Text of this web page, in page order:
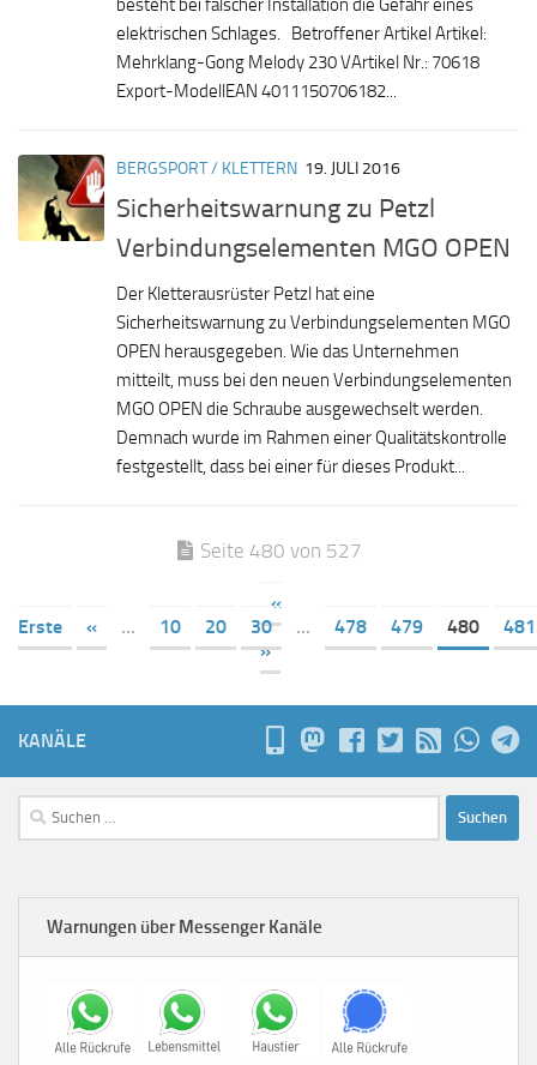
besteht bei falscher Installation die Gefahr eines
elektrischen Schlages. Betroffener Artikel Artikel:
Mehrklang-Gong Melody 230 VArtikel Nr.: 70618
Export-ModellEAN 4011150706182...
BERGSPORT / KLETTERN 19. JULI 2016
Sicherheitswarnung zu Petzl
Verbindungselementen MGO OPEN
Der Kletterausrüster Petzl hat eine
Sicherheitswarnung zu Verbindungselementen MGO
OPEN herausgegeben. Wie das Unternehmen
mitteilt, muss bei den neuen Verbindungselementen
MGO OPEN die Schraube ausgewechselt werden.
Demnach wurde im Rahmen einer Qualitätskontrolle
festgestellt, dass bei einer für dieses Produkt...
Seite 480 von 527
«
Erste
« ... 10 20 30 ... 478 479 480
481
»
KANÄLE
Suchen
nach:
Warnungen über Messenger Kanäle